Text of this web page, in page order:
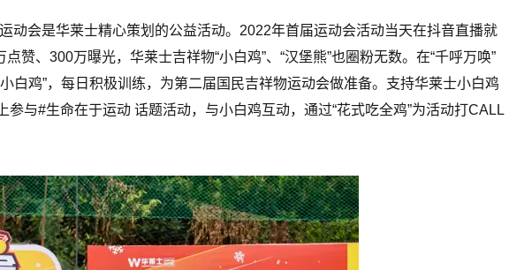
动会是华莱士精心策划的公益活动。2022年首届运动会活动当天在抖音直播就
赞、300万曝光，华莱士吉祥物“小白鸡”、“汉堡熊”也圈粉无数。在“千呼万唤”
白鸡”，每日积极训练，为第二届国民吉祥物运动会做准备。支持华莱士小白鸡
与#生命在于运动 话题活动，与小白鸡互动，通过“花式吃全鸡”为活动打CALL